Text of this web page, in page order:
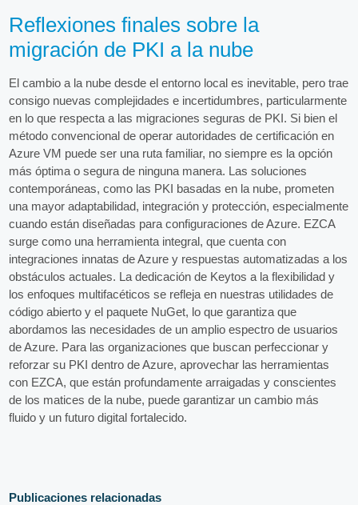
Reflexiones finales sobre la
migración de PKI a la nube
El cambio a la nube desde el entorno local es inevitable, pero trae
consigo nuevas complejidades e incertidumbres, particularmente
en lo que respecta a las migraciones seguras de PKI. Si bien el
método convencional de operar autoridades de certificación en
Azure VM puede ser una ruta familiar, no siempre es la opción
más óptima o segura de ninguna manera. Las soluciones
contemporáneas, como las PKI basadas en la nube, prometen
una mayor adaptabilidad, integración y protección, especialmente
cuando están diseñadas para configuraciones de Azure. EZCA
surge como una herramienta integral, que cuenta con
integraciones innatas de Azure y respuestas automatizadas a los
obstáculos actuales. La dedicación de Keytos a la flexibilidad y
los enfoques multifacéticos se refleja en nuestras utilidades de
código abierto y el paquete NuGet, lo que garantiza que
abordamos las necesidades de un amplio espectro de usuarios
de Azure. Para las organizaciones que buscan perfeccionar y
reforzar su PKI dentro de Azure, aprovechar las herramientas
con EZCA, que están profundamente arraigadas y conscientes
de los matices de la nube, puede garantizar un cambio más
fluido y un futuro digital fortalecido.
Publicaciones relacionadas